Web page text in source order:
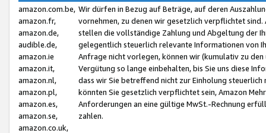
amazon.com.be,
amazon.fr,
amazon.de,
audible.de,
amazon.ie
amazon.it,
amazon.nl,
amazon.pl,
amazon.es,
amazon.se,
amazon.co.uk,
Wir dürfen in Bezug auf Beträge, auf deren
vornehmen, zu denen wir gesetzlich verpflichtet
stellen die vollständige Zahlung und Abgeltung der
gelegentlich steuerlich relevante Informationen von
Anfrage nicht vorlegen, können wir (kumulativ zu
Vergütung so lange einbehalten, bis Sie uns diese
dass wir Sie betreffend nicht zur Einholung
könnten Sie gesetzlich verpflichtet sein, Amazon
Anforderungen an eine gültige MwSt.-Rechnung
zahlen.